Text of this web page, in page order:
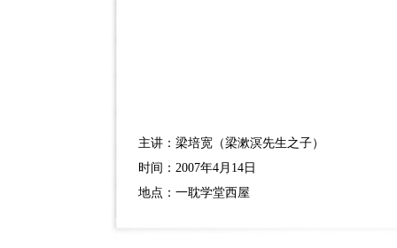
主讲：梁培宽（梁漱溟先生之子）
时间：2007年4月14日
地点：一耽学堂西屋